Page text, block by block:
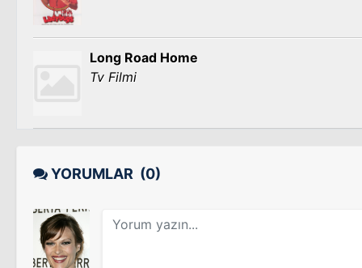
Long Road Home
Tv Filmi
YORUMLAR (0)